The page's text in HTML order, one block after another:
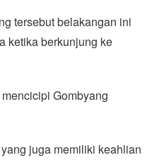
tersebut belakangan ini
ketika berkunjung ke
Gombyang
juga memiliki keahlian